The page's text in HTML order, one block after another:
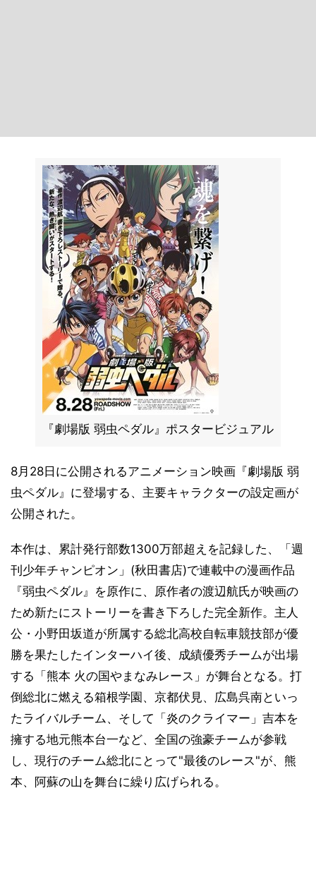
『劇場版 弱虫ペダル』ポスタービジュアル
8月28日に公開されるアニメーション映画『劇場版 弱
虫ペダル』に登場する、主要キャラクターの設定画が
公開された。
本作は、累計発行部数1300万部超えを記録した、「週
刊少年チャンピオン」(秋田書店)で連載中の漫画作品
『弱虫ペダル』を原作に、原作者の渡辺航氏が映画の
ため新たにストーリーを書き下ろした完全新作。主人
公・小野田坂道が所属する総北高校自転車競技部が優
勝を果たしたインターハイ後、成績優秀チームが出場
する「熊本 火の国やまなみレース」が舞台となる。打
倒総北に燃える箱根学園、京都伏見、広島呉南といっ
たライバルチーム、そして「炎のクライマー」吉本を
擁する地元熊本台一など、全国の強豪チームが参戦
し、現行のチーム総北にとって"最後のレース"が、熊
本、阿蘇の山を舞台に繰り広げられる。